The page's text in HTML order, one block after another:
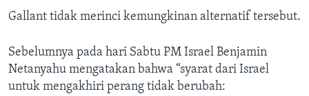
Gallant tidak merinci kemungkinan alternatif tersebut.
Sebelumnya pada hari Sabtu PM Israel Benjamin
Netanyahu mengatakan bahwa “syarat dari Israel
untuk mengakhiri perang tidak berubah: